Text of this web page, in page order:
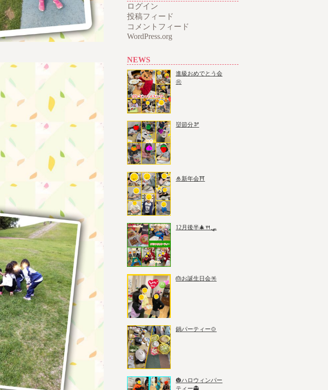
ログイン
投稿フィード
コメントフィード
WordPress.org
NEWS
進級おめでとう会
㊗️
👹節分🫘
🎍新年会⛩️
12月後半🎄🍴🛷
🎂お誕生日会🪅
鍋パーティー🍲
🎃ハロウィンパー
ティー👻